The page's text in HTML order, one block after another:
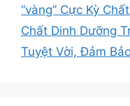
“vàng” Cực Kỳ
Chất Dinh Dưỡng
Tuyệt Vời, Đảm